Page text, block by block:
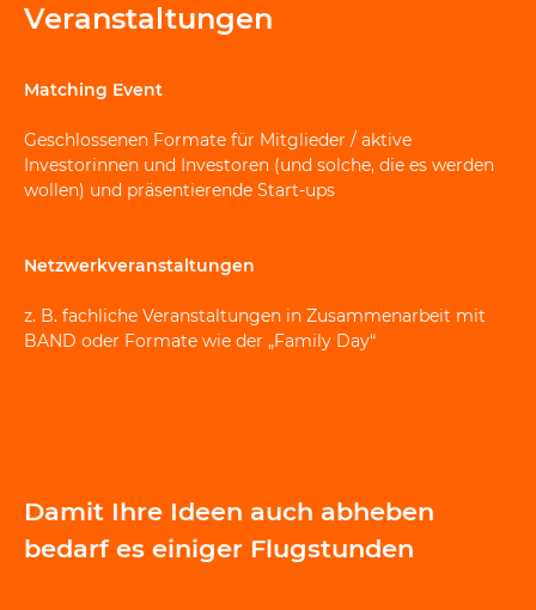
Veranstaltungen
Matching Event
Geschlossenen Formate für Mitglieder / aktive
Investorinnen und Investoren (und solche, die es werden
wollen) und präsentierende Start-ups
Netzwerkveranstaltungen
z. B. fachliche Veranstaltungen in Zusammenarbeit mit
BAND oder Formate wie der „Family Day“
Damit Ihre Ideen auch abheben
bedarf es einiger Flugstunden